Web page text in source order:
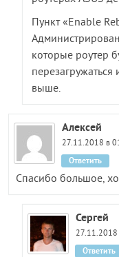
Пункт «Enable
которые роутер
выше.
Алексей
27.11.2018 в
Спасибо большое,
Ответить
Сергей
27.11.2018
Ответить